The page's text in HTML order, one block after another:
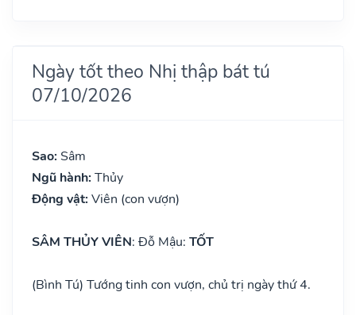
Ngày tốt theo Nhị thập bát tú
07/10/2026
Sao: Sâm
Ngũ hành: Thủy
Động vật: Viên (con vượn)
SÂM THỦY VIÊN: Đỗ Mậu: TỐT
(Bình Tú) Tướng tinh con vượn, chủ trị ngày thứ 4.